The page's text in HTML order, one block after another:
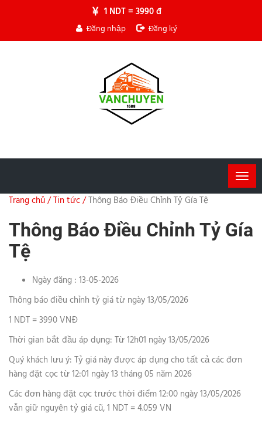
1 NDT = 3990 đ
Đăng nhập Đăng ký
Trang chủ /Tin tức /Thông Báo Điều Chỉnh Tỷ Gía Tệ
Thông Báo Điều Chỉnh Tỷ Gía
Tệ
Ngày đăng : 13-05-2026
Thông báo điều chỉnh tỷ giá từ ngày 13/05/2026
1 NDT = 3990 VNĐ
Thời gian bắt đầu áp dụng: Từ 12h01 ngày 13/05/2026
Quý khách lưu ý: Tỷ giá này được áp dụng cho tất cả các đơn
hàng đặt cọc từ 12:01 ngày 13 tháng 05 năm 2026
Các đơn hàng đặt cọc trước thời điểm 12:00 ngày 13/05/2026
vẫn giữ nguyên tỷ giá cũ, 1 NDT = 4.059 VN